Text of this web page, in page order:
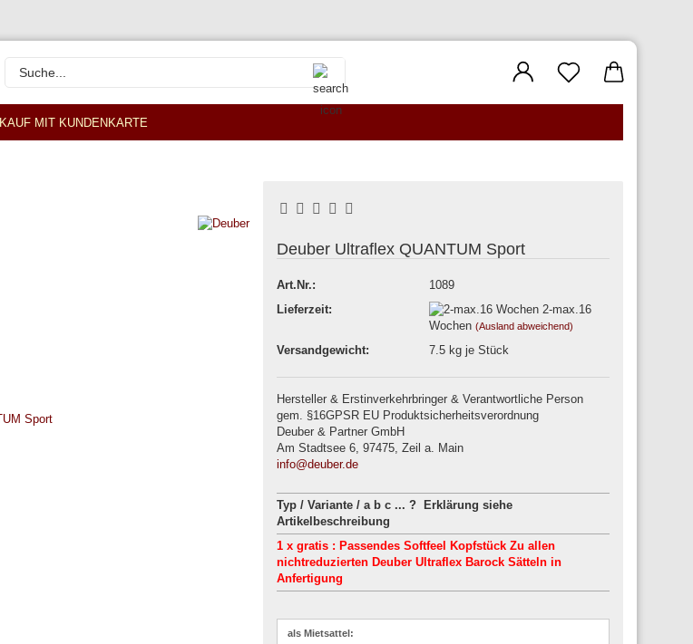
KAUF MIT KUNDENKARTE
Deuber Ultraflex QUANTUM Sport
Art.Nr.:
1089
Lieferzeit:
2-max.16
Wochen(Ausland abweichend)
Versandgewicht: 7.5 kg je Stück
Hersteller & Erstinverkehrbringer & Verantwortliche Person
gem. §16GPSR EU Produktsicherheitsverordnung
Deuber & Partner GmbH
Am Stadtsee 6, 97475, Zeil a. Main
info@deuber.de
Typ / Variante / a b c ... ? Erklärung siehe
Artikelbeschreibung
1 x gratis : Passendes Softfeel Kopfstück Zu allen
nichtreduzierten Deuber Ultraflex Barock Sätteln in
Anfertigung
als Mietsattel: